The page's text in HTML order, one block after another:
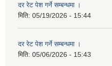
दर रेट पेश गर्ने सम्बन्धमा ।
मिति: 05/19/2026 - 15:44
दर रेट पेश गर्ने सम्बन्धमा ।
मिति: 05/06/2026 - 15:43